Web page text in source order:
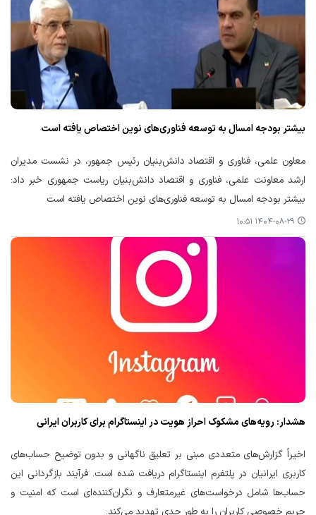
بیشتر بودجه امسال به توسعه فناوری‌های نوین اختصاص یافته است
معاون علمی، فناوری و اقتصاد دانش‌بنیان رئیس جمهور، در نشست مدیران
ارشد معاونت علمی، فناوری و اقتصاد دانش‌بنیان ریاست جمهوری خبر داد:
بیشتر بودجه امسال به توسعه فناوری‌های نوین اختصاص یافته است
۱۴۰۴-۰۸-۲۹ ۱۰:۵۱
هشدار: رویه‌های مشکوک احراز هویت در اینستاگرام برای کاربران ایرانی
اخیراً گزارش‌های متعددی مبنی بر تعلیق ناگهانی و بدون توضیح حساب‌های
کاربری ایرانیان در پلتفرم اینستاگرام دریافت شده است. فرآیند بازگردانی این
حساب‌ها شامل درخواست‌های غیرمتعارف و نگران‌کننده‌ای است که امنیت و
حریم خصوصی کاربران را به طور جدی تهدید می‌کند.